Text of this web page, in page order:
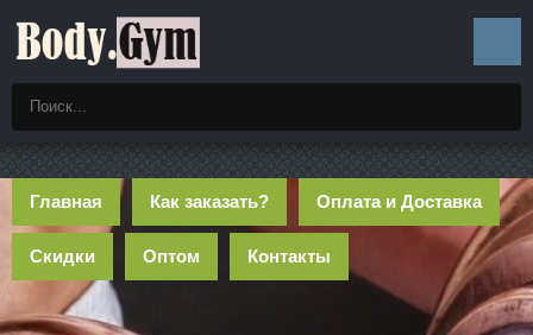
Главная Как заказать? Оплата и Доставка
Скидки Оптом Контакты